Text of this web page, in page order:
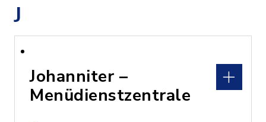
J
Johanniter –
Menüdienstzentrale